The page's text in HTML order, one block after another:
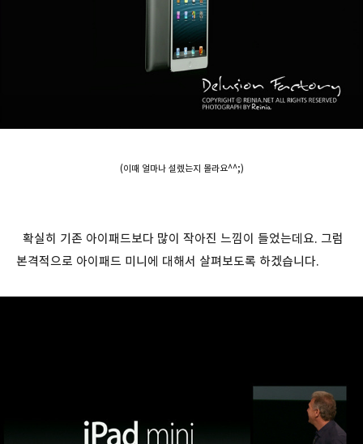
(이때 얼마나 설렜는지 몰라요^^;)
확실히 기존 아이패드보다 많이 작아진 느낌이 들었는데요. 그럼
본격적으로 아이패드 미니에 대해서 살펴보도록 하겠습니다.